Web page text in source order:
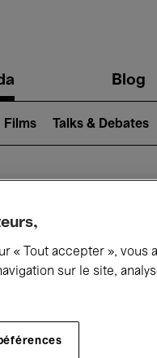
Blog
Films Talks & Debates
qui
« Tout accepter »,
sur le site,